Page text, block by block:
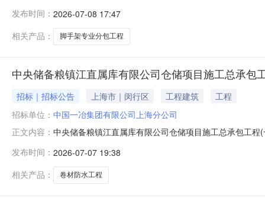
发布时间： 2026-07-08 17:47
相关产品：
脚手架专业分包工程
中央储备粮镇江直属库有限公司仓储项目施工总承包
招标｜招标公告 上海市｜闵行区 工程建筑
工程
招标单位： 中国一冶集团有限公司上海分公司
正文内容： 中央储备粮镇江直属库有限公司仓储项目施工总承包工
司上海分公司22.12.22.32.42.5工程综合说明工程名称：
建施工总承包工程(一
发布时间： 2026-07-07 19:38
相关产品：
卷材防水工程